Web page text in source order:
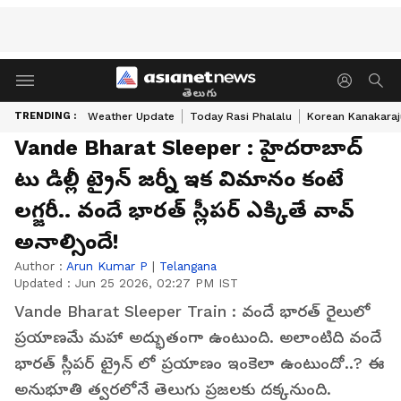
తెలుగు
TRENDING : Weather Update Today Rasi Phalalu Korean
Vande Bharat Sleeper : హైదరాబాద్
టు డిల్లీ ట్రైన్ జర్నీ ఇక విమానం కంటే
లగ్జరీ.. వందే భారత్ స్లీపర్ ఎక్కితే వావ్
అనాల్సిందే!
Author : Arun Kumar P | Telangana
Updated : Jun 25 2026, 02:27 PM IST
Vande Bharat Sleeper Train : వందే భారత్ రైలులో
ప్రయాణమే మహా అద్భుతంగా ఉంటుంది. అలాంటిది వందే
భారత్ స్లీపర్ ట్రైన్ లో ప్రయాణం ఇంకెలా ఉంటుందో..? ఈ
అనుభూతి త్వరలోనే తెలుగు ప్రజలకు దక్కనుంది.